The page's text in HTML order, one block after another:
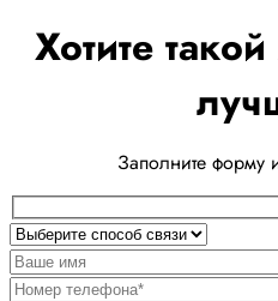
Хотите
Заполните форму